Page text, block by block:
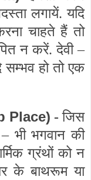
लगायें. यदि
चाहते हैं तो
न करें. देवी –
हो तो एक
Place) -जिस
भी भगवान की
ग्रंथों को न
के बाथरूम या